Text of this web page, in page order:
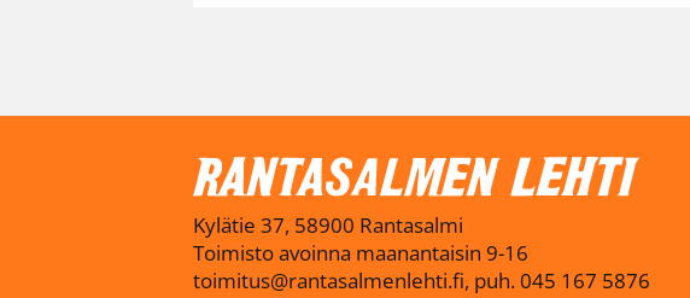
Kylätie 37, 58900 Rantasalmi
Toimisto avoinna maanantaisin 9-16
toimitus@rantasalmenlehti.fi, puh. 045 167 5876